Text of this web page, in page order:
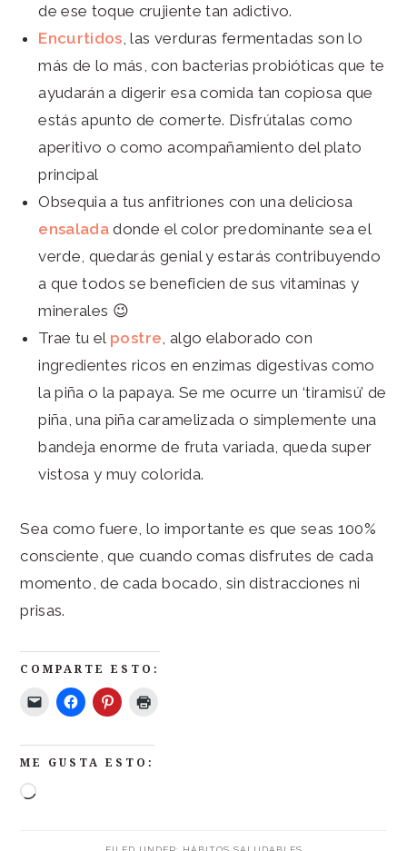
de ese toque crujiente tan adictivo.
Encurtidos , las verduras fermentadas son lo
más de lo más, con bacterias probióticas que te
ayudarán a digerir esa comida tan copiosa que
estás apunto de comerte. Disfrútalas como
aperitivo o como acompañamiento del plato
principal
Obsequia a tus anfitriones con una deliciosa
ensalada donde el color predominante sea el
verde, quedarás genial y estarás contribuyendo
a que todos se beneficien de sus vitaminas y
minerales 😉
Trae tu el postre , algo elaborado con
ingredientes ricos en enzimas digestivas como
la piña o la papaya. Se me ocurre un ‘tiramisú’ de
piña, una piña caramelizada o simplemente una
bandeja enorme de fruta variada, queda super
vistosa y muy colorida.
Sea como fuere, lo importante es que seas 100%
consciente, que cuando comas disfrutes de cada
momento, de cada bocado, sin distracciones ni
prisas.
COMPARTE ESTO:
ME GUSTA ESTO: